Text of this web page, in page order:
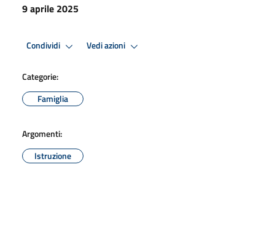
9 aprile 2025
Condividi Vedi azioni
Categorie:
Famiglia
Argomenti:
Istruzione